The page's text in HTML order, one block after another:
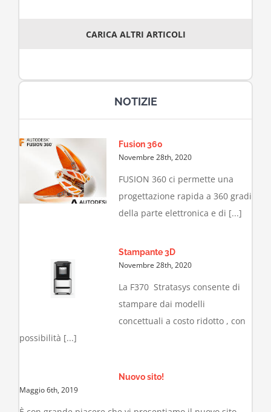
CARICA ALTRI ARTICOLI
NOTIZIE
Fusion 360
Novembre 28th, 2020
FUSION 360 ci permette una
progettazione rapida a 360 gradi
della parte elettronica e di [...]
Stampante 3D
Novembre 28th, 2020
La F370 Stratasys consente di
stampare dai modelli
concettuali a costo ridotto , con
possibilità [...]
Nuovo sito!
Maggio 6th, 2019